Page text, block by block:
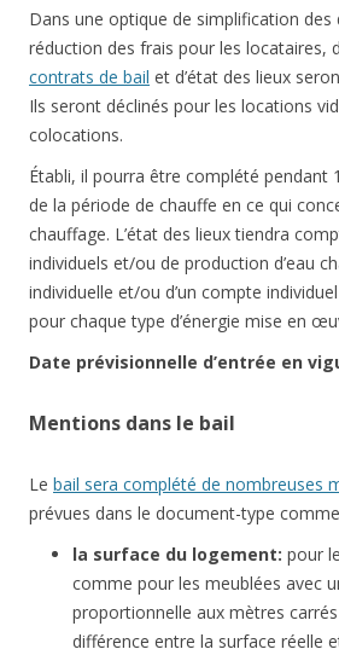
Dans une optique de simplification des
réduction des frais pour les locataires,
contrats de bail et d’état des lieux
Ils seront déclinés pour les locations
colocations.
Établi, il pourra être complété pendant
de la période de chauffe en ce qui
chauffage. L’état des lieux tiendra
individuels et/ou de production d’eau
individuelle et/ou d’un compte
pour chaque type d’énergie mise en
Date prévisionnelle d’entrée en
Mentions dans le bail
Le bail sera complété de nombreuses
prévues dans le document-type
la surface du logement: pour
comme pour les meublées avec
proportionnelle aux mètres
différence entre la surface réelle